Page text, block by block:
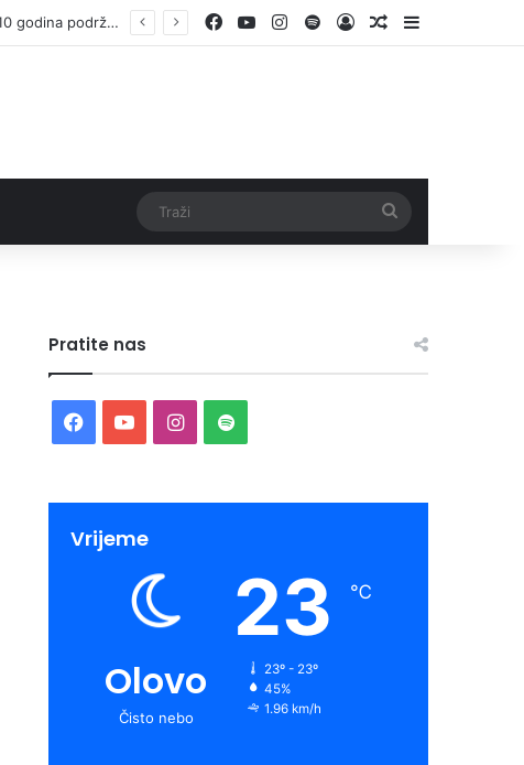
Otvorene prijave za Bingo Festival Fits: Odaberite outfit s omiljenim influencerom i zablistajte na Crvenom tepihu Sarajevo Film Festivala Facebook
YouTubeInstagram
SpotifyLog InRandom Article
Sidebar
Pratite nas
Facebook
YouTubeInstagram
Spotify
Vrijeme
Olovo
Čisto nebo
23 ℃
23º - 23º
45%
1.96 km/h